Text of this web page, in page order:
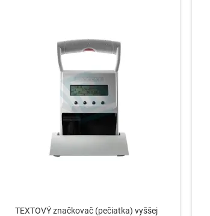
TEXTOVÝ značkovač (pečiatka) vyššej